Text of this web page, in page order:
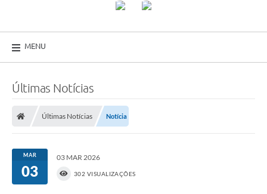
MENU
Últimas Notícias
Últimas Notícias Notícia
MAR
03
03 MAR 2026
302 VISUALIZAÇÕES